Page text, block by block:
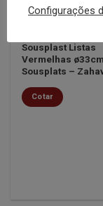
Sousplast Listas
Vermelhas
Sousplats –
Cotar
Configurações